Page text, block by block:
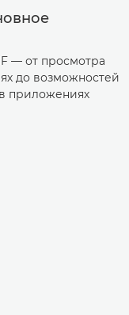
— от просмотра
до возможностей
приложениях